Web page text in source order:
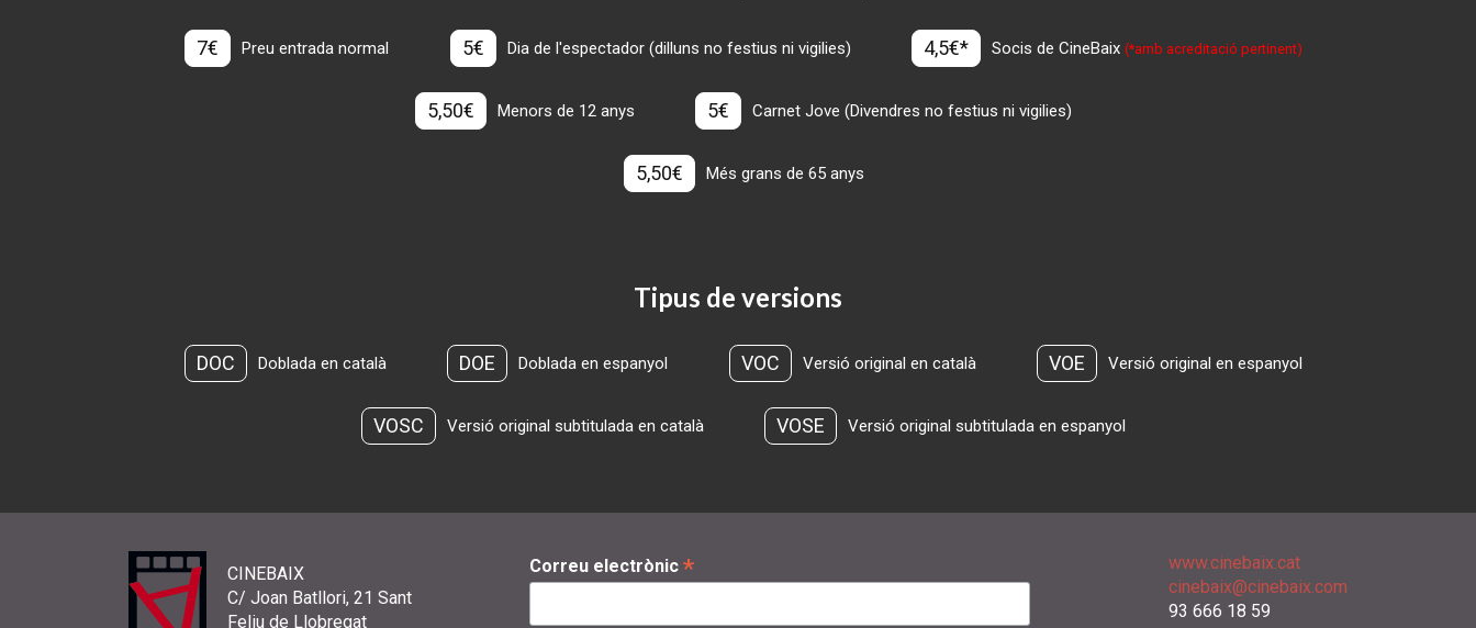
7€ Preu entrada normal 5€ Dia de l'espectador (dilluns no festius ni vigilies) 4,5€* Socis de CineBaix(*amb acreditació pertinent)
5,50€ Menors de 12 anys 5€ Carnet Jove (Divendres no festius ni vigilies)
5,50€ Més grans de 65 anys
Tipus de versions
DOC Doblada en català DOE Doblada en espanyol VOC Versió original en català VOE Versió original en espanyol
VOSC Versió original subtitulada en català VOSE Versió original subtitulada en espanyol
CINEBAIX
C/ Joan Batllori, 21 Sant
Feliu de Llobregat
Correu electrònic *
www.cinebaix.cat
cinebaix@cinebaix.com
93 666 18 59